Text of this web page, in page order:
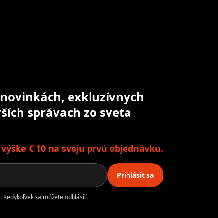
exkluzívnych
správach zo sveta
€ 10 na svoju prvú objednávku.
Prihlásiť sa
sa môžete odhlásiť.